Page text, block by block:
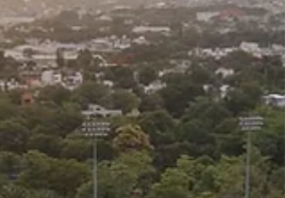
Sarmiento Tovilla, la alcaldesa estatal
puso en marcha este programa que b